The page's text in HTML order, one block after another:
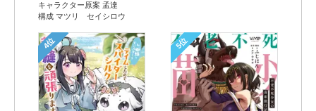
キャラクター原案 孟達
構成 マツリ セイシロウ
4位 5位